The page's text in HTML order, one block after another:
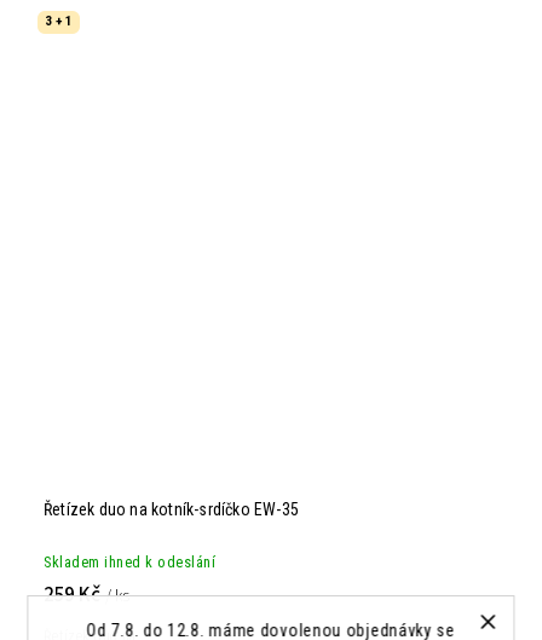
Od 7.8. do 12.8. máme dovolenou objednávky se
3 + 1
Řetízek duo na kotník-srdíčko EW-35
Skladem ihned k odeslání
259 Kč/ ks
Řetízek duo na...